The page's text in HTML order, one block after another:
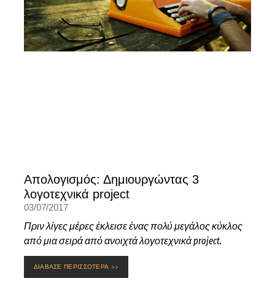
Απολογισμός: Δημιουργώντας 3
λογοτεχνικά project
03/07/2017
Πριν λίγες μέρες έκλεισε ένας πολύ μεγάλος κύκλος
από μια σειρά από ανοιχτά λογοτεχνικά project.
ΔΙΑΒΑΣΕ ΠΕΡΙΣΣΟΤΕΡΑ >>